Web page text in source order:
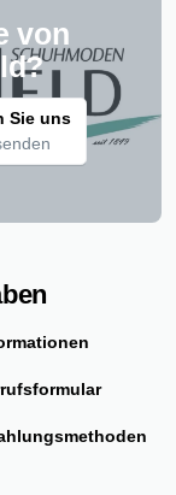
von
Sie uns